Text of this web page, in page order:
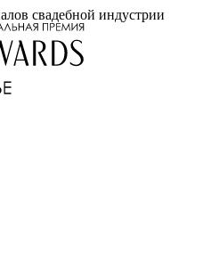
свадебной индустрии